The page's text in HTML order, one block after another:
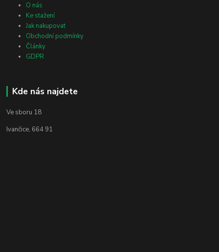
O nás
Ke stažení
Jak nakupovat
Obchodní podmínky
Články
GDPR
Kde nás najdete
Ve sboru 18
Ivančice, 664 91